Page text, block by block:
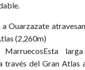
a Ouarzazate
(2,260m)
través del Gran Atlas